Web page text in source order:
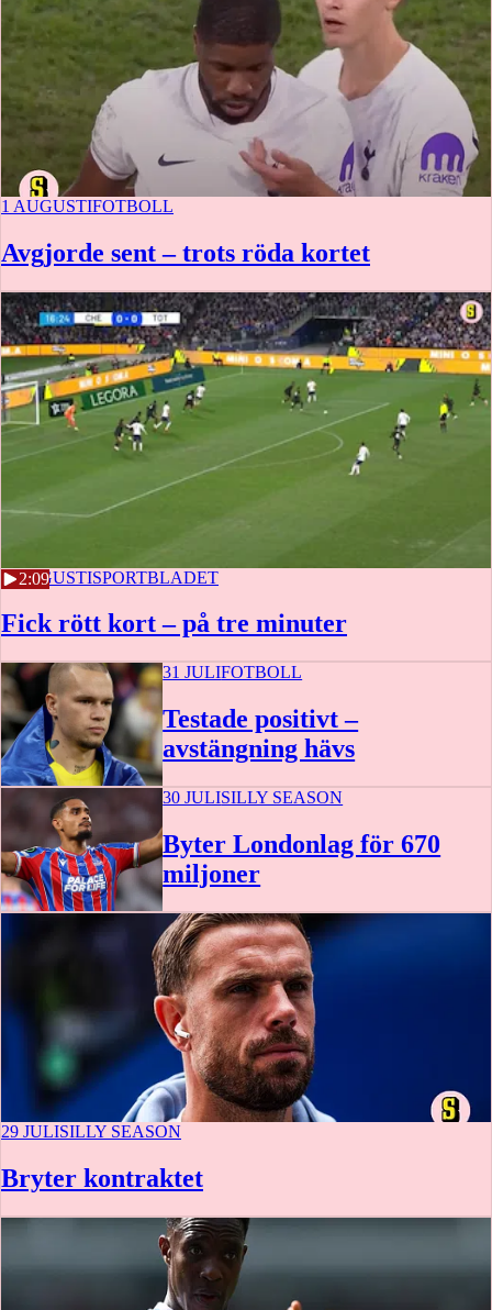
1 AUGUSTIFOTBOLL
Avgjorde sent – trots röda kortet
2:09
1 AUGUSTISPORTBLADET
Fick rött kort – på tre minuter
31 JULIFOTBOLL
Testade positivt –
avstängning hävs
30 JULISILLY SEASON
Byter Londonlag för 670
miljoner
29 JULISILLY SEASON
Bryter kontraktet